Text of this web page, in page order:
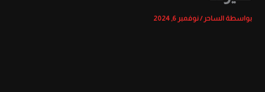
بواسطة الساحر/نوفمبر 6, 2024